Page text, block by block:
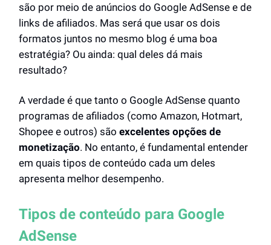
são por meio de anúncios do Google AdSense e de
links de afiliados. Mas será que usar os dois
formatos juntos no mesmo blog é uma boa
estratégia? Ou ainda: qual deles dá mais
resultado?
A verdade é que tanto o Google AdSense quanto
programas de afiliados (como Amazon, Hotmart,
Shopee e outros) são excelentes opções de
monetização. No entanto, é fundamental entender
em quais tipos de conteúdo cada um deles
apresenta melhor desempenho.
Tipos de conteúdo para Google
AdSense